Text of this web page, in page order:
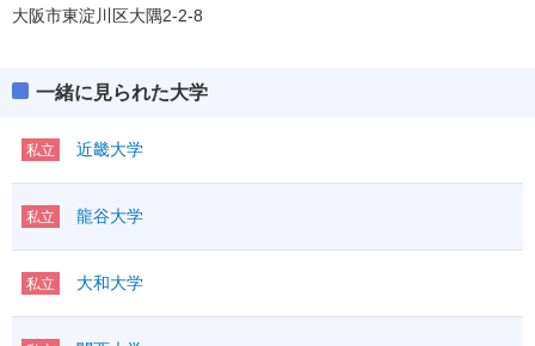
大阪市東淀川区大隅2-2-8
一緒に見られた大学
私立 近畿大学
私立 龍谷大学
私立 大和大学